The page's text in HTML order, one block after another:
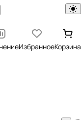
ИзбранноеКорзина